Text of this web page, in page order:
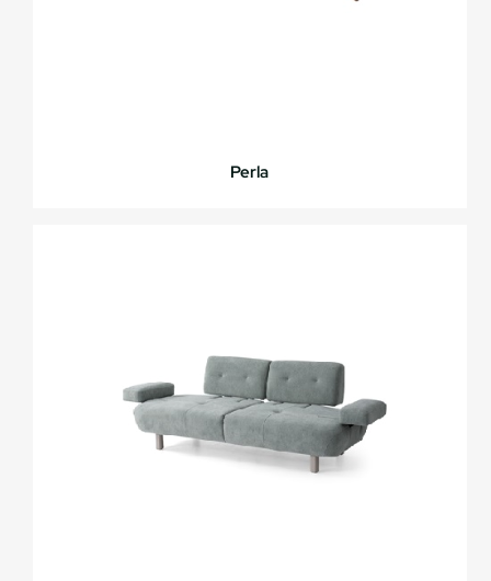
Perla